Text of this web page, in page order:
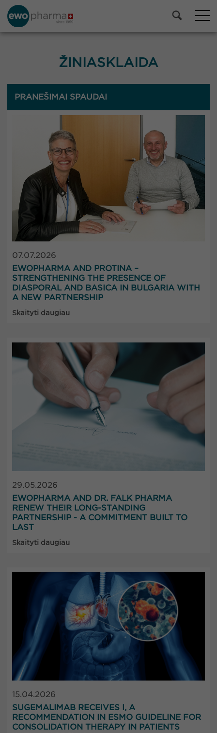
ŽINIASKLAIDA
PRANEŠIMAI SPAUDAI
07.07.2026
EWOPHARMA AND PROTINA –
STRENGTHENING THE PRESENCE OF
DIASPORAL AND BASICA IN BULGARIA WITH
A NEW PARTNERSHIP
Skaityti daugiau
29.05.2026
EWOPHARMA AND DR. FALK PHARMA
RENEW THEIR LONG-STANDING
PARTNERSHIP - A COMMITMENT BUILT TO
LAST
Skaityti daugiau
15.04.2026
SUGEMALIMAB RECEIVES I, A
RECOMMENDATION IN ESMO GUIDELINE FOR
CONSOLIDATION THERAPY IN PATIENTS